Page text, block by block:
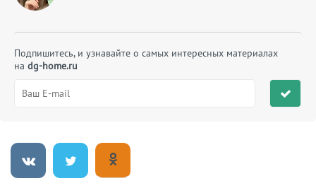
Подпишитесь, и узнавайте о самых интересных материалах
на dg-home.ru